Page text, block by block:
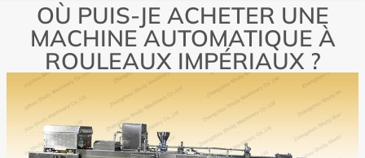
OÙ PUIS-JE ACHETER UNE
MACHINE AUTOMATIQUE À
ROULEAUX IMPÉRIAUX ?